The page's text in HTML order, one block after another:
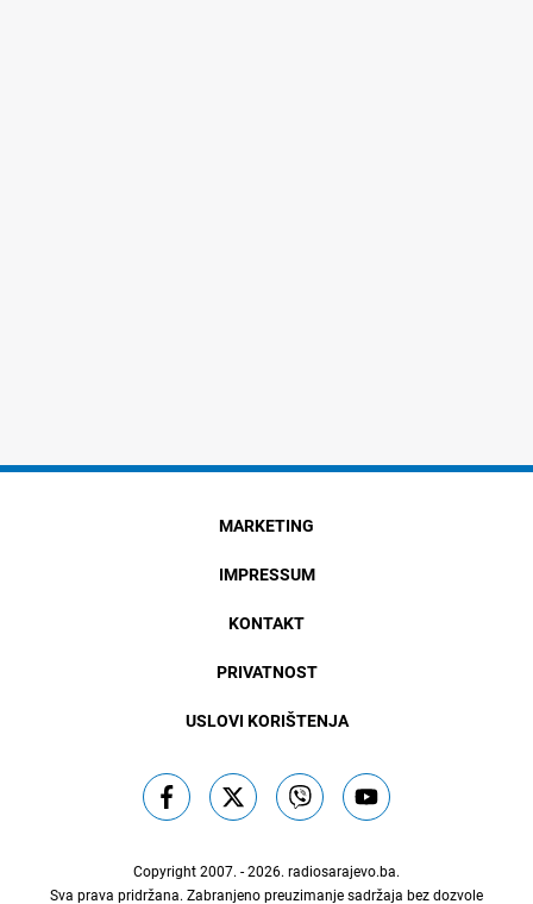
MARKETING
IMPRESSUM
KONTAKT
PRIVATNOST
USLOVI KORIŠTENJA
Copyright 2007. - 2026. radiosarajevo.ba.
Sva prava pridržana. Zabranjeno preuzimanje sadržaja bez dozvole